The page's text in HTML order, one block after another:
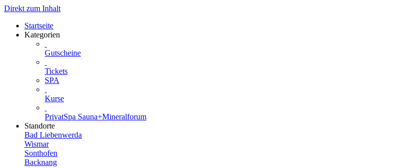
Direkt zum Inhalt
Startseite
Kategorien
Gutscheine
Tickets
SPA
Kurse
PrivatSpa Sauna+Mineralforum
Standorte
Bad Liebenwerda
Wismar
Sonthofen
Backnang